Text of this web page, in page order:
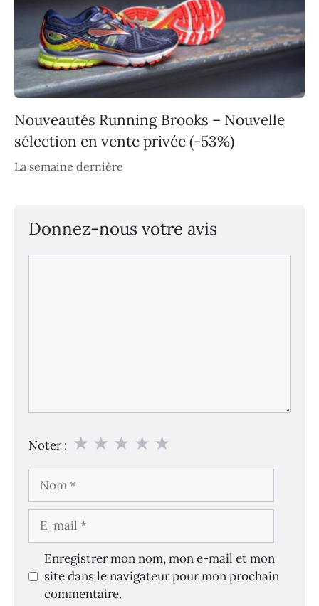
Nouveautés Running Brooks – Nouvelle
sélection en vente privée (-53%)
La semaine dernière
Donnez-nous votre avis
Noter : ★
★
★
★
★
Nom
E-
mail
Enregistrer mon nom, mon e-mail et mon
site dans le navigateur pour mon prochain
commentaire.